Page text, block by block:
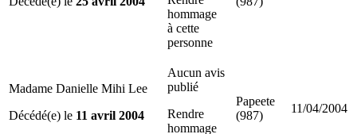
hommage
à cette
personne
Madame Danielle Mihi Lee
Décédé(e) le 11 avril 2004
Aucun avis
publié
Rendre
hommage
Papeete
(987)
11/04/2004